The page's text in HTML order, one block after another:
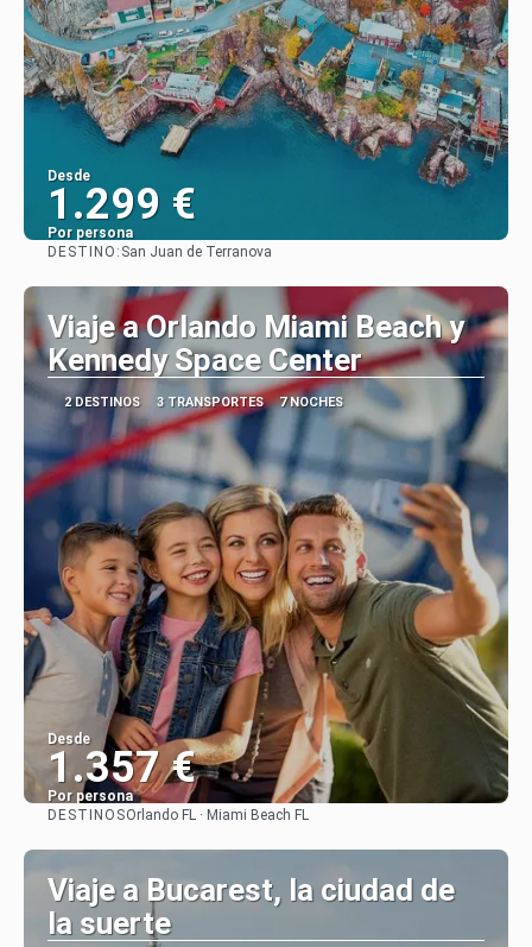
Desde
1.299 €
Por persona
DESTINO: San Juan de Terranova
Viaje a Orlando Miami Beach y
Kennedy Space Center
2 DESTINOS 3 TRANSPORTES 7 NOCHES
Desde
1.357 €
Por persona
DESTINOSOrlando FL · Miami Beach FL
Viaje a Bucarest, la ciudad de
la suerte